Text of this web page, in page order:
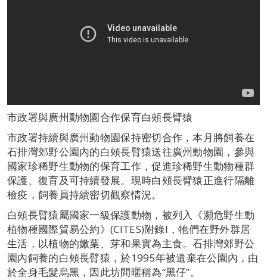
市政署與廣州動物園合作保育白頰長臂猿
市政署持續與廣州動物園保持密切合作，本月將飼養在
石排灣郊野公園內的白頰長臂猿送往廣州動物園，參與
國家珍稀野生動物的保育工作，促進珍稀野生動物種群
保護、復育及可持續發展。現時白頰長臂猿正進行隔離
檢疫，飼養員持續密切觀察情況。
白頰長臂猿屬國家一級保護動物，被列入《瀕危野生動
植物種國際貿易公約》(CITES)附錄I，牠們在野外群居
生活，以植物的嫩葉、芽和果實為主食。石排灣郊野公
園內飼養的白頰長臂猿，於1995年被遺棄在公園內，由
於全身毛髮烏黑，因此坊間暱稱為“黑仔”。